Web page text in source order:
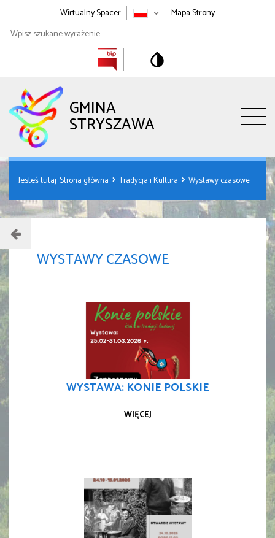
Wirtualny Spacer
Mapa Strony
Wpisz
szukane
GMINA
STRYSZAWA
Jesteś tutaj:Strona główna Tradycja i Kultura Wystawy czasowe
WYSTAWY CZASOWE
WYSTAWA: KONIE POLSKIE
WIĘCEJ